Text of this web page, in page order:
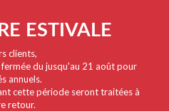
ESTIVALE
clients,
du jusqu'au 21 août pour
annuels.
cette période seront traitées à
retour.